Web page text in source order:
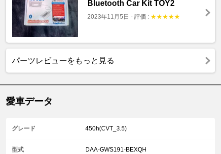
Bluetooth Car Kit TOY2
2023年11月5日 - 評価 : ★★★★★
パーツレビューをもっと見る
愛車データ
グレード 450h(CVT_3.5)
型式 DAA-GWS191-BEXQH